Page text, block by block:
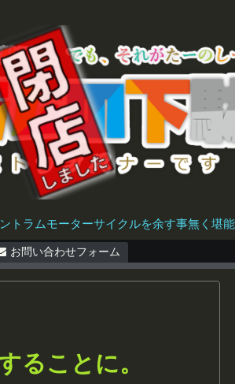
トラムモーターサイクルを余す事無く堪能
お問い合わせフォーム
ることに。